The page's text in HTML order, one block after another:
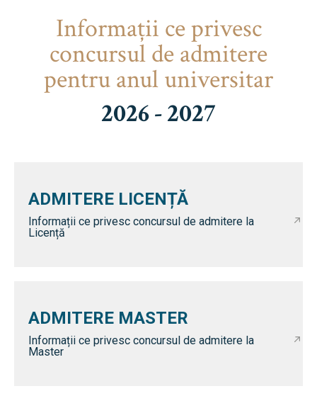
Informaţii ce privesc
concursul de admitere
pentru anul universitar
2026 - 2027
ADMITERE LICENȚĂ
Informații ce privesc concursul de admitere la
Licență
ADMITERE MASTER
Informații ce privesc concursul de admitere la
Master